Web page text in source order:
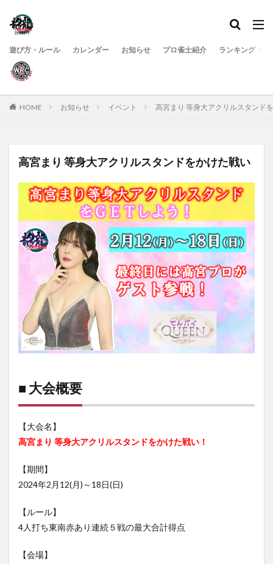
遊び方・ルール カレンダー お知らせ プロ雀士紹介 ランキング
HOME お知らせ イベント 高宮まり 等身大アクリルスタンド
高宮まり 等身大アクリルスタンドをかけた戦い
■ 大会概要
【大会名】
高宮まり 等身大アクリルスタンドをかけた戦い！
【期間】
2024年2月12(月)～18日(日)
【ルール】
4人打ち東南赤あり連続５戦の最大合計得点
【会場】